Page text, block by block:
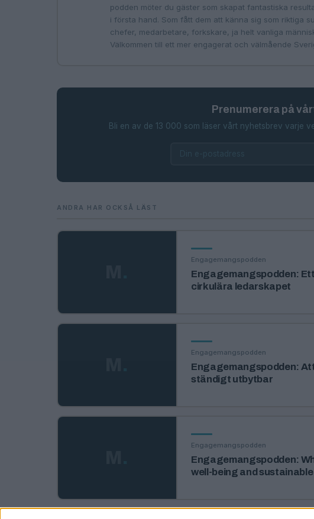
podden möter du gäster som skapat fantastiska
i första hand. Som fått dem att känna sig som riktiga
chefer, medarbetare, forkskare, ja helt vanliga
Välkommen till ett mer engagerat och välmående
Prenumerera på
Bli en av de 13 000 som läser vårt nyhetsbrev varje
ANDRA HAR OCKSÅ LÄST
Engagemangspodden
Engagemangspodden:
cirkulära ledarskapet
Engagemangspodden
Engagemangspodden:
ständigt utbytbar
Engagemangspodden
Engagemangspodden:
well-being and